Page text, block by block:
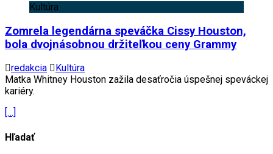
Kultúra
Zomrela legendárna speváčka Cissy Houston,
bola dvojnásobnou držiteľkou ceny Grammy
redakcia
Kultúra
Matka Whitney Houston zažila desaťročia úspešnej speváckej
kariéry.
[…]
Hľadať